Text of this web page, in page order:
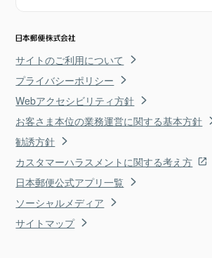
サイトのご利用について
プライバシーポリシー
Webアクセシビリティ方針
お客さま本位の業務運営に関する基本方針
勧誘方針
カスタマーハラスメントに関する考え方
日本郵便公式アプリ一覧
ソーシャルメディア
サイトマップ